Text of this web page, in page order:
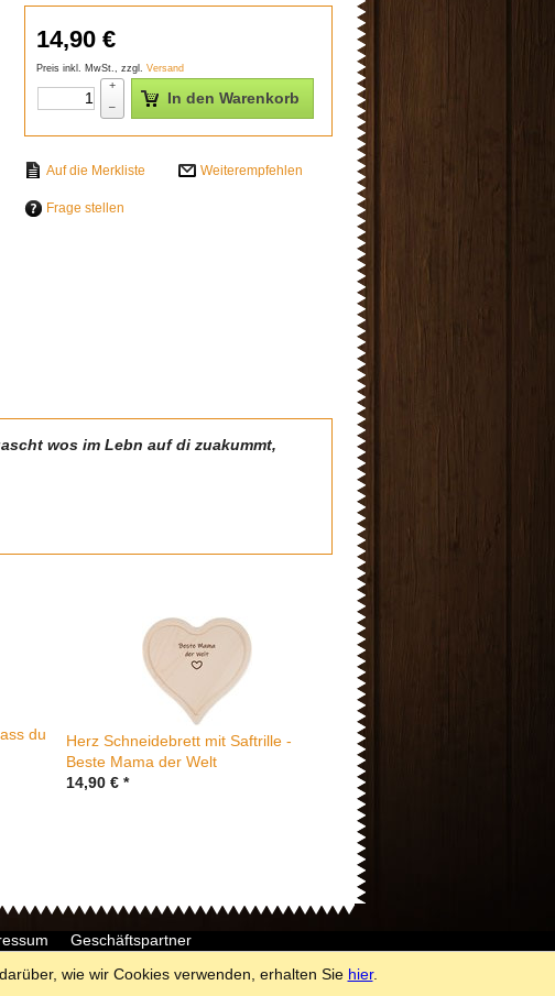
14,90 €
Preis inkl. MwSt., zzgl. Versand
+
–
In den Warenkorb
Weiterempfehlen
Frage stellen
wos im Lebn auf di zuakummt,
du
Herz Schneidebrett mit Saftrille -
Beste Mama der Welt
14,90 € *
Geschäftspartner
wie wir Cookies verwenden, erhalten Sie hier.